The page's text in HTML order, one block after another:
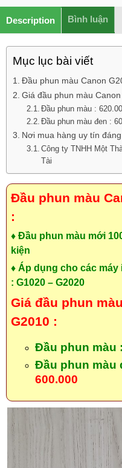
Description Bình luận
Mục lục bài viết
Đầu phun màu Canon
Giá đầu phun màu
Đầu phun màu :
Đầu phun màu đen :
Nơi mua hàng uy tín
Công ty TNHH Một
Tài
Đầu phun màu
:
♦ Đầu phun màu mới
kiện
♦ Áp dụng cho các máy
: G1020 – G2020
Giá đầu phun
G2010 :
Đầu phun màu :
Đầu phun màu
600.000